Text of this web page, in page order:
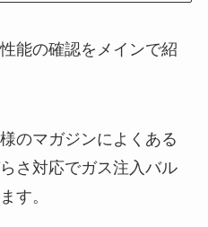
能の確認をメインで紹
のマガジンによくある
さ対応でガス注入バル
す。